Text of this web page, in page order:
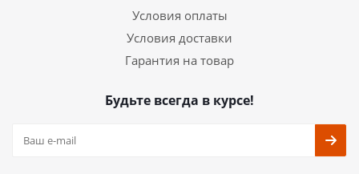
Условия оплаты
Условия доставки
Гарантия на товар
Будьте всегда в курсе!